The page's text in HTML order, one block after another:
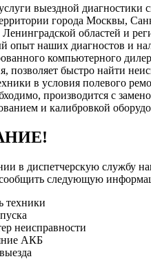
выездной диагностики
города Москвы,
областей и
опыт наших диагностов и
компьютерного
позволяет быстро найти
в условия полевого
производится с
и калибровкой
в диспетчерскую службу
следующую
техники
неисправности
АКБ